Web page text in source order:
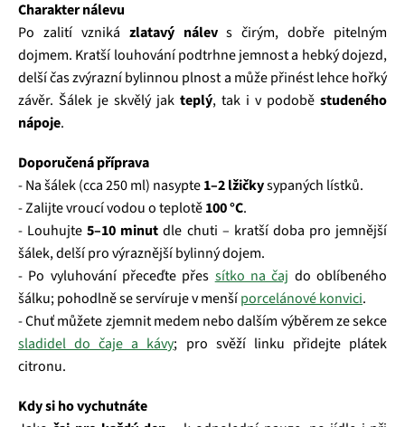
Charakter nálevu
Po zalití vzniká zlatavý nálevs čirým, dobře pitelným
dojmem. Kratší louhování podtrhne jemnost a hebký dojezd,
delší čas zvýrazní bylinnou plnost a může přinést lehce hořký
závěr. Šálek je skvělý jak teplý, tak i v podobě studeného
nápoje.
Doporučená příprava
- Na šálek (cca 250 ml) nasypte1–2 lžičkysypaných lístků.
- Zalijte vroucí vodou o teplotě100 °C.
- Louhujte5–10 minut dle chuti – kratší doba pro jemnější
šálek, delší pro výraznější bylinný dojem.
- Po vyluhování přeceďte přes sítko na čaj do oblíbeného
šálku; pohodlně se servíruje v menšíporcelánové konvici.
- Chuť můžete zjemnit medem nebo dalším výběrem ze sekce
sladidel do čaje a kávy; pro svěží linku přidejte plátek
citronu.
Kdy si ho vychutnáte